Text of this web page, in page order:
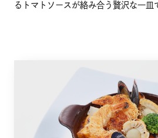
るトマトソースが絡み合う贅沢な一皿